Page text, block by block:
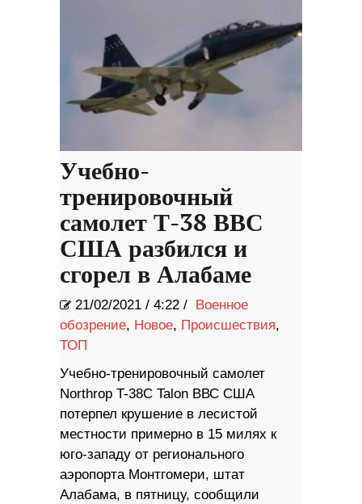
Учебно-
тренировочный
самолет Т-38 ВВС
США разбился и
сгорел в Алабаме
21/02/2021 / 4:22 / Военное
обозрение, Новое, Происшествия,
ТОП
Учебно-тренировочный самолет
Northrop T-38C Talon ВВС США
потерпел крушение в лесистой
местности примерно в 15 милях к
юго-западу от регионального
аэропорта Монтгомери, штат
Алабама, в пятницу, сообщили